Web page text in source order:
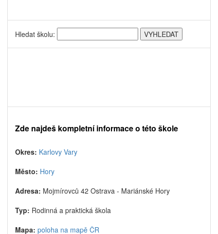
Hledat školu:
Zde najdeš kompletní informace o této škole
Okres: Karlovy Vary
Město: Hory
Adresa: Mojmírovců 42 Ostrava - Mariánské Hory
Typ: Rodinná a praktická škola
Mapa: poloha na mapě ČR